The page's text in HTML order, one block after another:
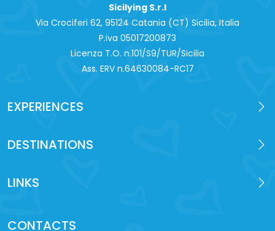
Sicilying S.r.l
Via Crociferi 62, 95124 Catania (CT) Sicilia, Italia
P.iva 0‍5017200873
Licenza T.O. n.101/S9/TUR/Sicilia
Ass. ERV n.64630084-RC17
EXPERIENCES
DESTINATIONS
LINKS
CONTACTS